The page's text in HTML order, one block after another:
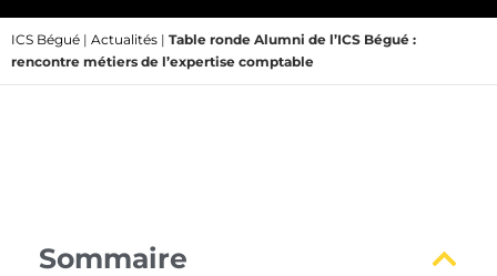
ICS Bégué | Actualités | Table ronde Alumni de l’ICS Bégué :
rencontre métiers de l’expertise comptable
Sommaire